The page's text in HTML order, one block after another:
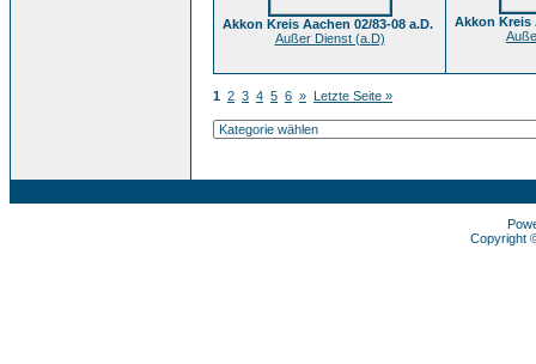
Akkon Kreis Aachen 02/83-08 a.D.
Außer Dienst (a.D)
Akkon Kreis
1 2 3 4 5 6 » Letzte Seite »
Copyright